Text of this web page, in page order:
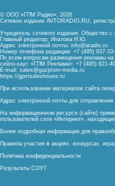
© ООО «ГПМ Радио», 2026
Сетевое издание AVTORADIO.RU,
Учредитель сетевого издания: Общество
Главный редактор: Ипатова И.Ю.
Адрес электронной почты: info@aradio.ru
Номер телефона редакции: +7 (495) 937-
По всем вопросам размещения рекламы на
сейлз-хаус «ГПМ Реклама»: +7 (495) 921-
E-mail: sales@gazprom-media.ru
https://gpmsaleshouse.ru
При использовании материалов сайта
Адрес электронной почты для
На информационном ресурсе (сайте)
пользователей сети «Интернет»,
Более подробная информация для
Правила участия в акциях, конкурсах,
Политика конфиденциальности
Результаты СОУТ